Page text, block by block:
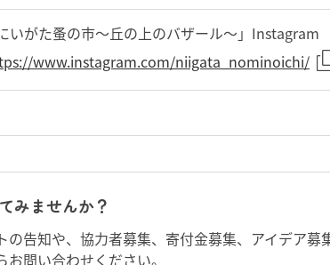
にいがた蚤の市〜丘の上のバザール〜」Instagram
www.instagram.com/niigata_nominoichi/
みませんか？
告知や、協力者募集、寄付金募集、アイデア募
お問い合わせください。